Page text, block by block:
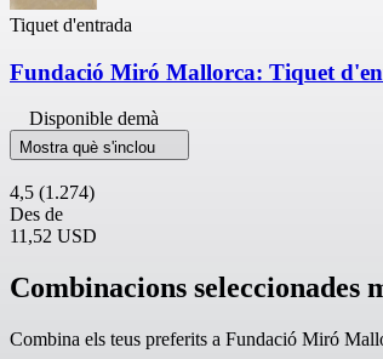
Tiquet d'entrada
Fundació Miró Mallorca: Tiquet
Disponible demà
Mostra què s'inclou
4,5 (1.274)
Des de
11,52 USD
Combinacions seleccionades
Combina els teus preferits a Fundació Miró